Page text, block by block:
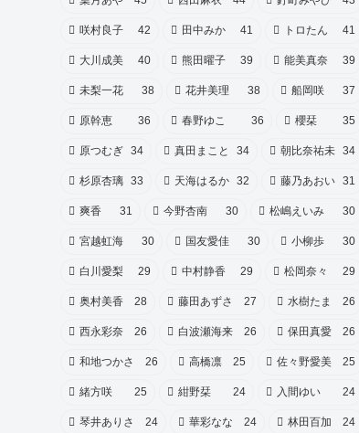
咲村良子 42 田中みか 41 トロたん 41
大川成美 40 熊田曜子 39 能美真奈 39
未梨一花 38 花井美理 38 船岡咲 37
原幹恵 36 春野ゆこ 36 櫻栞 35
原つむぎ 34 真田まこと 34 朝比奈祐未 34
杉原杏璃 33 天海はるか 32 藤乃あおい 31
爽香 31 今野杏南 30 松嶋えいみ 30
宮越虹海 30 国友愛佳 30 小柳歩 30
白川愛梨 29 中村静香 29 松岡奈々 29
奥村美香 28 藤田あずさ 27 水樹たま 26
西永彩奈 26 白波瀬海来 26 保田真愛 26
和地つかさ 26 高橋凛 25 佐々野愛美 25
緒方咲 25 紺野栞 24 入間ゆい 24
琴井ありさ 24 華彩なな 24 林田百加 24